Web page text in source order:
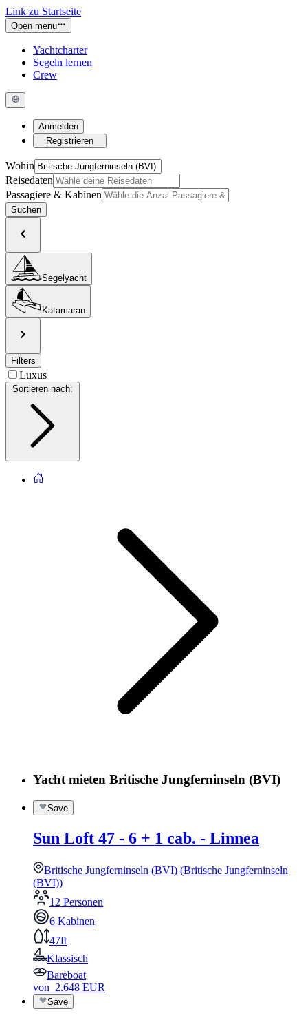
Link zu Startseite
Open menu
Yachtcharter
Segeln lernen
Crew
Anmelden
Registrieren
Wohin
Reisedaten
Passagiere & Kabinen
Suchen
Segelyacht
Katamaran
Filters
Luxus
Sortieren nach
Yacht mieten Britische Jungferninseln (BVI)
Save
Sun Loft 47 - 6 + 1 cab. - Linnea
Britische Jungferninseln (BVI) (Britische Jungferninseln
(BVI))
12 Personen
6 Kabinen
47ft
Klassisch
Bareboat
von 2.648 EUR
Save